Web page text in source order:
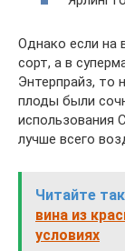
Однако если на
сорт, а в
Энтерпрайз, то
плоды были
использования
лучше всего
Читайте
вина из
условиях